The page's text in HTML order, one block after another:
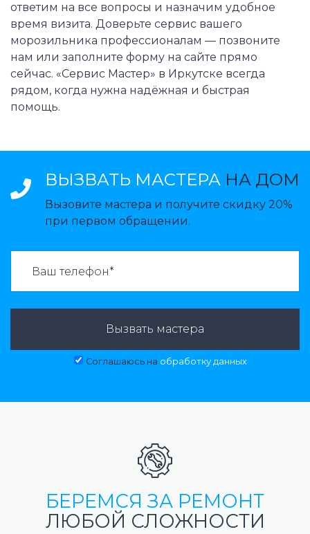
ответим на все вопросы и назначим удобное
время визита. Доверьте сервис вашего
морозильника профессионалам — позвоните
нам или заполните форму на сайте прямо
сейчас. «Сервис Мастер» в Иркутске всегда
рядом, когда нужна надёжная и быстрая
помощь.
ВЫЗВАТЬ МАСТЕРА НА ДОМ
Вызовите мастера и получите скидку 20%
при первом обращении.
Вызвать мастера
Соглашаюсь на обработку данных
БЕРЕМСЯ ЗА РЕМОНТ
ЛЮБОЙ СЛОЖНОСТИ